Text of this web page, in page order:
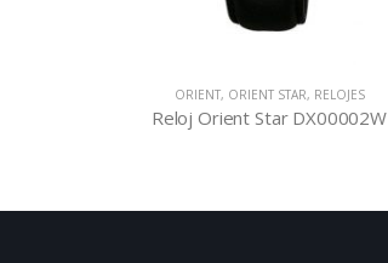
ORIENT, ORIENT STAR, RELOJES
Reloj Orient Star DX00002W